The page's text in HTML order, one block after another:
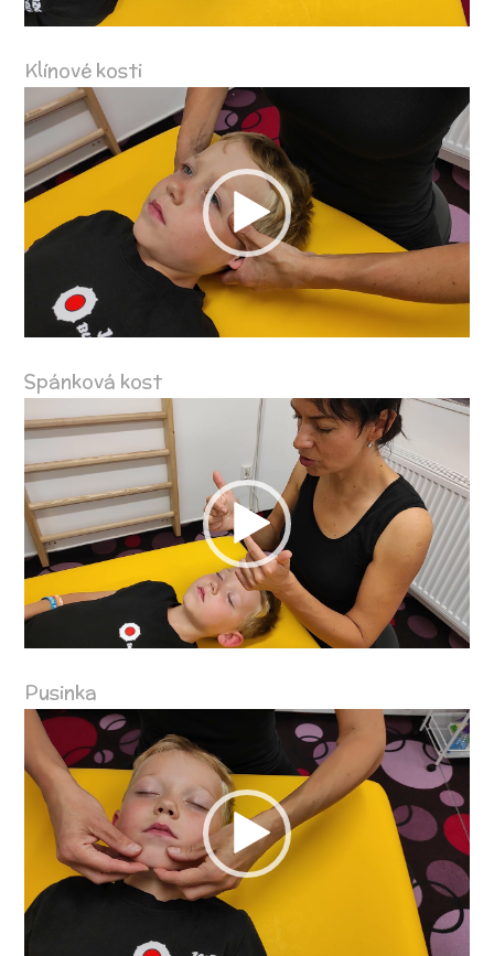
Klínové kosti
Video
přehrávač
Spánková kost
Video
přehrávač
Pusinka
Video
přehrávač